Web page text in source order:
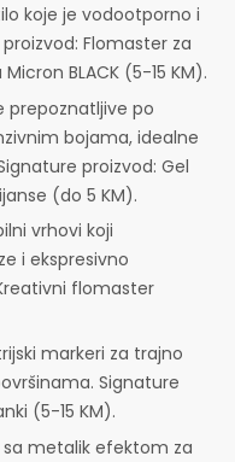
koje je vodootporno i
Flomaster za
BLACK (5-15 KM).
prepoznatljive po
bojama, idealne
proizvod: Gel
(do 5 KM).
vrhovi koji
i ekspresivno
flomaster
markeri za trajno
Signature
(5-15 KM).
sa metalik efektom za